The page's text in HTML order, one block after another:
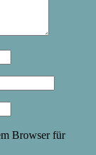
Browser für